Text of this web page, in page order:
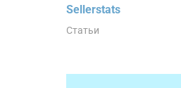
Sellerstats
Статьи